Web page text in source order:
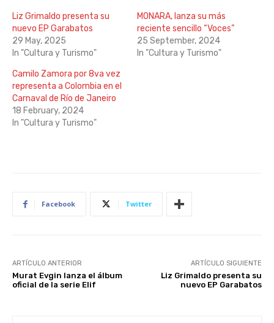
Liz Grimaldo presenta su
nuevo EP Garabatos
29 May, 2025
In "Cultura y Turismo"
MONARA, lanza su más
reciente sencillo “Voces”
25 September, 2024
In "Cultura y Turismo"
Camilo Zamora por 8va vez
representa a Colombia en el
Carnaval de Río de Janeiro
18 February, 2024
In "Cultura y Turismo"
Facebook Twitter
ARTÍCULO ANTERIOR
Murat Evgin lanza el álbum
oficial de la serie Elif
ARTÍCULO SIGUIENTE
Liz Grimaldo presenta su
nuevo EP Garabatos